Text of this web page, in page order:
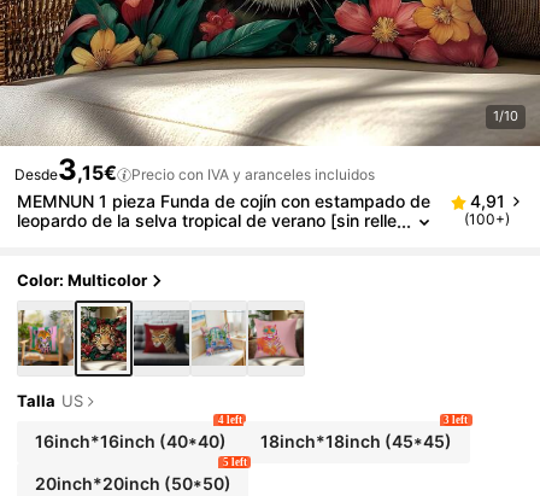
1/10
Desde3,15€ Precio con IVA y aranceles incluidos
MEMNUN 1 pieza Funda de cojín con estampado de
leopardo de la selva tropical de verano [sin relle
e un solo lado], Hecho de poliéster, Funda de cojín c
on tema de selva salvaje y leopardo para sofá, cam
a, sala de estar, dormitorio, coche, oficina, decoraci
ón de hotel, regalo perfecto para familiares y amigo
s, adecuado para todas las estaciones
4,91
(100+)
Color: Multicolor
Talla US
16inch*16inch (40*40)
4 left
18inch*18inch (45*45)
3 left
20inch*20inch (50*50)
5 left